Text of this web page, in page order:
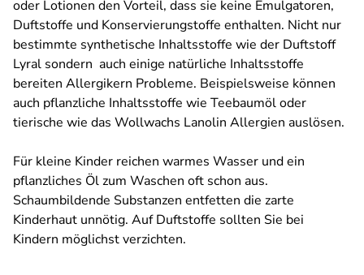
oder Lotionen den Vorteil, dass sie keine Emulgatoren,
Duftstoffe und Konservierungstoffe enthalten. Nicht nur
bestimmte synthetische Inhaltsstoffe wie der Duftstoff
Lyral sondern auch einige natürliche Inhaltsstoffe
bereiten Allergikern Probleme. Beispielsweise können
auch pflanzliche Inhaltsstoffe wie Teebaumöl oder
tierische wie das Wollwachs Lanolin Allergien auslösen.
Für kleine Kinder reichen warmes Wasser und ein
pflanzliches Öl zum Waschen oft schon aus.
Schaumbildende Substanzen entfetten die zarte
Kinderhaut unnötig. Auf Duftstoffe sollten Sie bei
Kindern möglichst verzichten.